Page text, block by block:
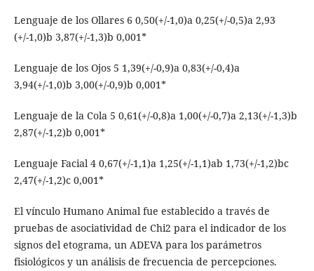
Lenguaje de los Ollares 6 0,50(+/-1,0)a 0,25(+/-0,5)a 2,93
(+/-1,0)b 3,87(+/-1,3)b 0,001*
Lenguaje de los Ojos 5 1,39(+/-0,9)a 0,83(+/-0,4)a
3,94(+/-1,0)b 3,00(+/-0,9)b 0,001*
Lenguaje de la Cola 5 0,61(+/-0,8)a 1,00(+/-0,7)a 2,13(+/-1,3)b
2,87(+/-1,2)b 0,001*
Lenguaje Facial 4 0,67(+/-1,1)a 1,25(+/-1,1)ab 1,73(+/-1,2)bc
2,47(+/-1,2)c 0,001*
El vínculo Humano Animal fue establecido a través de
pruebas de asociatividad de Chi2 para el indicador de los
signos del etograma, un ADEVA para los parámetros
fisiológicos y un análisis de frecuencia de percepciones.